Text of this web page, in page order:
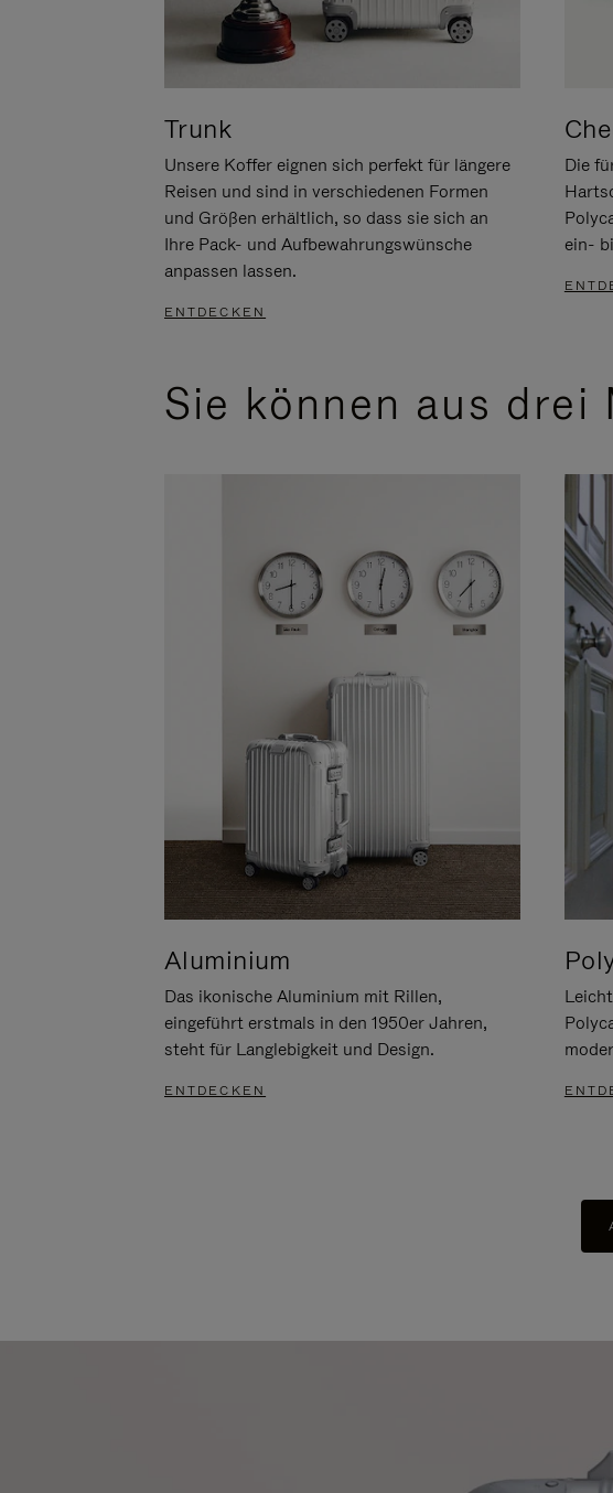
Trunk
Unsere Koffer eignen sich perfekt für längere
Reisen und sind in verschiedenen Formen
und Größen erhältlich, so dass sie sich an
Ihre Pack- und Aufbewahrungswünsche
anpassen lassen.
ENTDECKEN
Die
ein-
Sie können aus
Aluminium
Das ikonische Aluminium mit Rillen,
eingeführt erstmals in den 1950er Jahren,
steht für Langlebigkeit und Design.
ENTDECKEN